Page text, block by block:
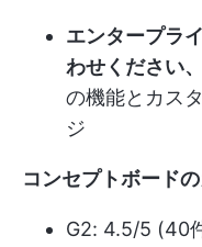
エンタープラ
わせください
の機能とカス
ジ
コンセプトボード
G2: 4.5/5 (40